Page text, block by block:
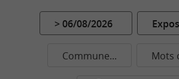
> 06/08/2026
Commune... Mots